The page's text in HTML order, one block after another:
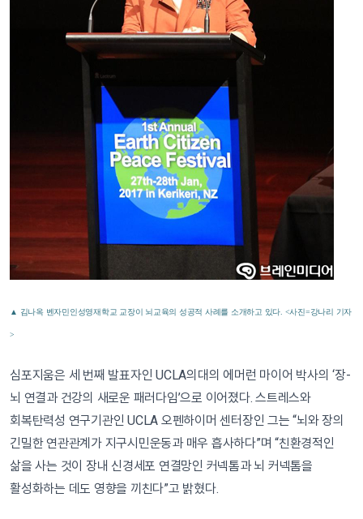
▲ 김나옥 벤자민인성영재학교 교장이 뇌교육의 성공적 사례를 소개하고 있다. <사진=강나리 기자
>
심포지움은 세 번째 발표자인 UCLA의대의 에머런 마이어 박사의 ‘장-
뇌 연결과 건강의 새로운 패러다임’으로 이어졌다. 스트레스와
회복탄력성 연구기관인 UCLA 오펜하이머 센터장인 그는 “뇌와 장의
긴밀한 연관관계가 지구시민운동과 매우 흡사하다”며 “친환경적인
삶을 사는 것이 장내 신경세포 연결망인 커넥톰과 뇌 커넥톰을
활성화하는 데도 영향을 끼친다”고 밝혔다.